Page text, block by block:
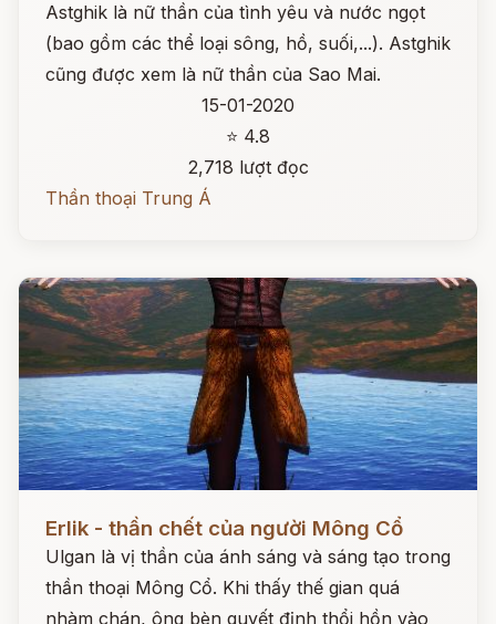
Astghik là nữ thần của tình yêu và nước ngọt
(bao gồm các thể loại sông, hồ, suối,...). Astghik
cũng được xem là nữ thần của Sao Mai.
15-01-2020
⭐ 4.8
2,718 lượt đọc
Thần thoại Trung Á
Erlik - thần chết của người Mông Cổ
Ulgan là vị thần của ánh sáng và sáng tạo trong
thần thoại Mông Cổ. Khi thấy thế gian quá
nhàm chán, ông bèn quyết định thổi hồn vào